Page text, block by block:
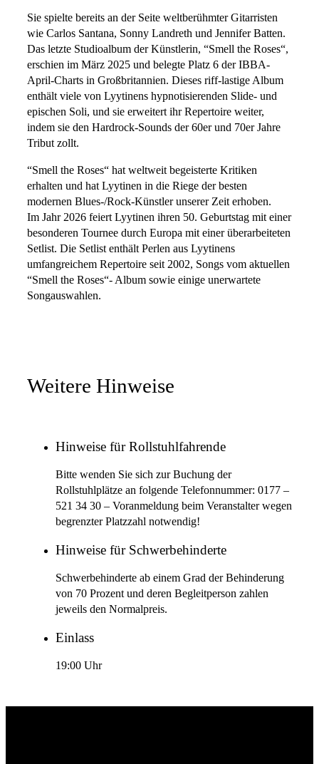
Sie spielte bereits an der Seite weltberühmter Gitarristen
wie Carlos Santana, Sonny Landreth und Jennifer Batten.
Das letzte Studioalbum der Künstlerin, “Smell the Roses“,
erschien im März 2025 und belegte Platz 6 der IBBA-
April-Charts in Großbritannien. Dieses riff-lastige Album
enthält viele von Lyytinens hypnotisierenden Slide- und
epischen Soli, und sie erweitert ihr Repertoire weiter,
indem sie den Hardrock-Sounds der 60er und 70er Jahre
Tribut zollt.
“Smell the Roses“ hat weltweit begeisterte Kritiken
erhalten und hat Lyytinen in die Riege der besten
modernen Blues-/Rock-Künstler unserer Zeit erhoben.
Im Jahr 2026 feiert Lyytinen ihren 50. Geburtstag mit einer
besonderen Tournee durch Europa mit einer überarbeiteten
Setlist. Die Setlist enthält Perlen aus Lyytinens
umfangreichem Repertoire seit 2002, Songs vom aktuellen
“Smell the Roses“- Album sowie einige unerwartete
Songauswahlen.
Weitere Hinweise
Hinweise für Rollstuhlfahrende
Bitte wenden Sie sich zur Buchung der
Rollstuhlplätze an folgende Telefonnummer: 0177 –
521 34 30 – Voranmeldung beim Veranstalter wegen
begrenzter Platzzahl notwendig!
Hinweise für Schwerbehinderte
Schwerbehinderte ab einem Grad der Behinderung
von 70 Prozent und deren Begleitperson zahlen
jeweils den Normalpreis.
Einlass
19:00 Uhr